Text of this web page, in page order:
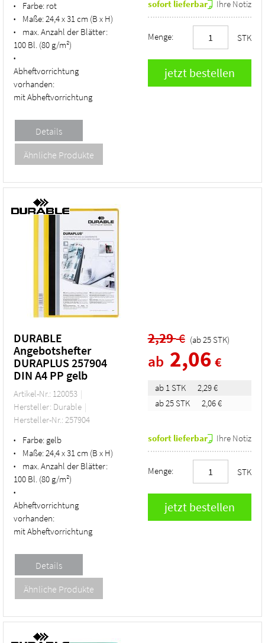
• Farbe: rot
• Maße:24,4 x 31 cm (B x H)
•
max. Anzahl der Blätter:
100 Bl. (80 g/m²)
•
Abheftvorrichtung
vorhanden:
mit Abheftvorrichtung
sofort lieferbar Ihre Notiz
Menge: STK
DURABLE
Angebotshefter
DURAPLUS 257904
DIN A4 PP gelb
Artikel-Nr.: 120053
Hersteller: Durable
Hersteller-Nr.: 257904
• Farbe: gelb
• Maße:24,4 x 31 cm (B x H)
•
max. Anzahl der Blätter:
100 Bl. (80 g/m²)
•
Abheftvorrichtung
vorhanden:
mit Abheftvorrichtung
2,29€ (ab25 STK)
ab 2,06 €
ab 1 STK
2,29 €
ab 25 STK
2,06 €
sofort lieferbar Ihre Notiz
Menge: STK